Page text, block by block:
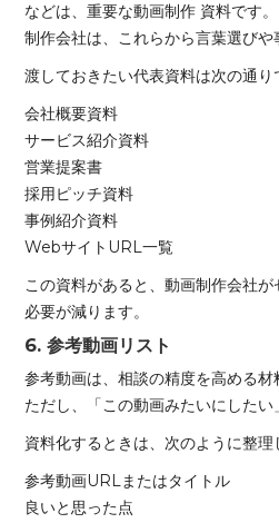
などは、重要な動画制作 資料です。
制作会社は、これらから言葉選びや
渡しておきたい代表資料は次の通り
会社概要資料
サービス紹介資料
営業提案書
採用ピッチ資料
事例紹介資料
WebサイトURL一覧
この資料があると、動画制作会社
必要が減ります。
6. 参考動画リスト
参考動画は、相談の精度を高める材
ただし、「この動画みたいにしたい
資料化するときは、次のように整理
参考動画URLまたはタイトル
良いと思った点